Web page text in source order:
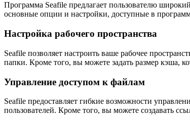
Программа Seafile предлагает пользователю
основные опции и настройки, доступные в
Настройка рабочего пространства
Seafile позволяет настроить ваше рабочее
папки. Кроме того, вы можете задать размер кэша,
Управление доступом к файлам
Seafile предоставляет гибкие возможности
пользователей. Кроме того, вы можете создавать